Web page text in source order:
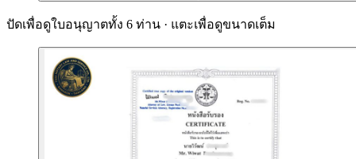
ปัดเพื่อดูใบอนุญาตทั้ง 6 ท่าน · แตะเพื่อดูขนาดเต็ม